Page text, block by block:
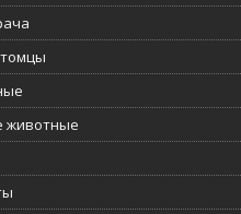
животные